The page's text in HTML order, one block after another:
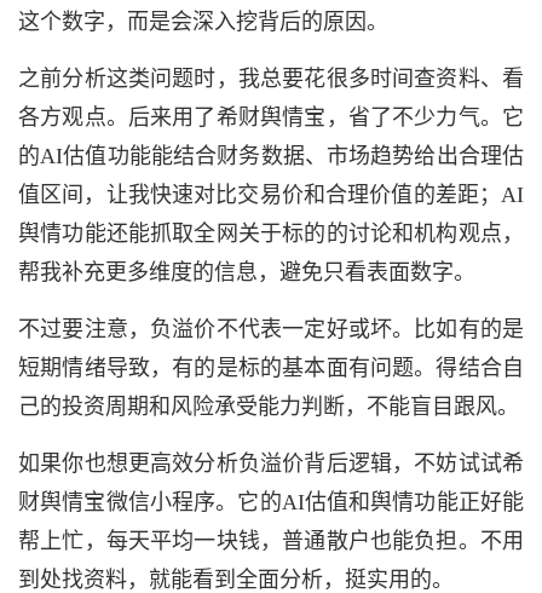
这个数字，而是会深入挖背后的原因。
之前分析这类问题时，我总要花很多时间查资料、看
各方观点。后来用了希财舆情宝，省了不少力气。它
的AI估值功能能结合财务数据、市场趋势给出合理估
值区间，让我快速对比交易价和合理价值的差距；AI
舆情功能还能抓取全网关于标的的讨论和机构观点，
帮我补充更多维度的信息，避免只看表面数字。
不过要注意，负溢价不代表一定好或坏。比如有的是
短期情绪导致，有的是标的基本面有问题。得结合自
己的投资周期和风险承受能力判断，不能盲目跟风。
如果你也想更高效分析负溢价背后逻辑，不妨试试希
财舆情宝微信小程序。它的AI估值和舆情功能正好能
帮上忙，每天平均一块钱，普通散户也能负担。不用
到处找资料，就能看到全面分析，挺实用的。